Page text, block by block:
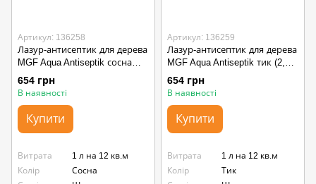
Артикул: 136258
Лазур-антисептик для дерева
MGF Aqua Antiseptik сосна
(2,5 л)
654 грн
В наявності
Купити
Витрата
1 л на 12 кв.м
Колір
Сосна
Артикул: 136259
Лазур-антисептик для дерева
MGF Aqua Antiseptik тик (2,5
л)
654 грн
В наявності
Купити
Витрата
1 л на 12 кв.м
Колір
Тик